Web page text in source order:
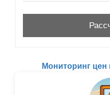
Мониторинг